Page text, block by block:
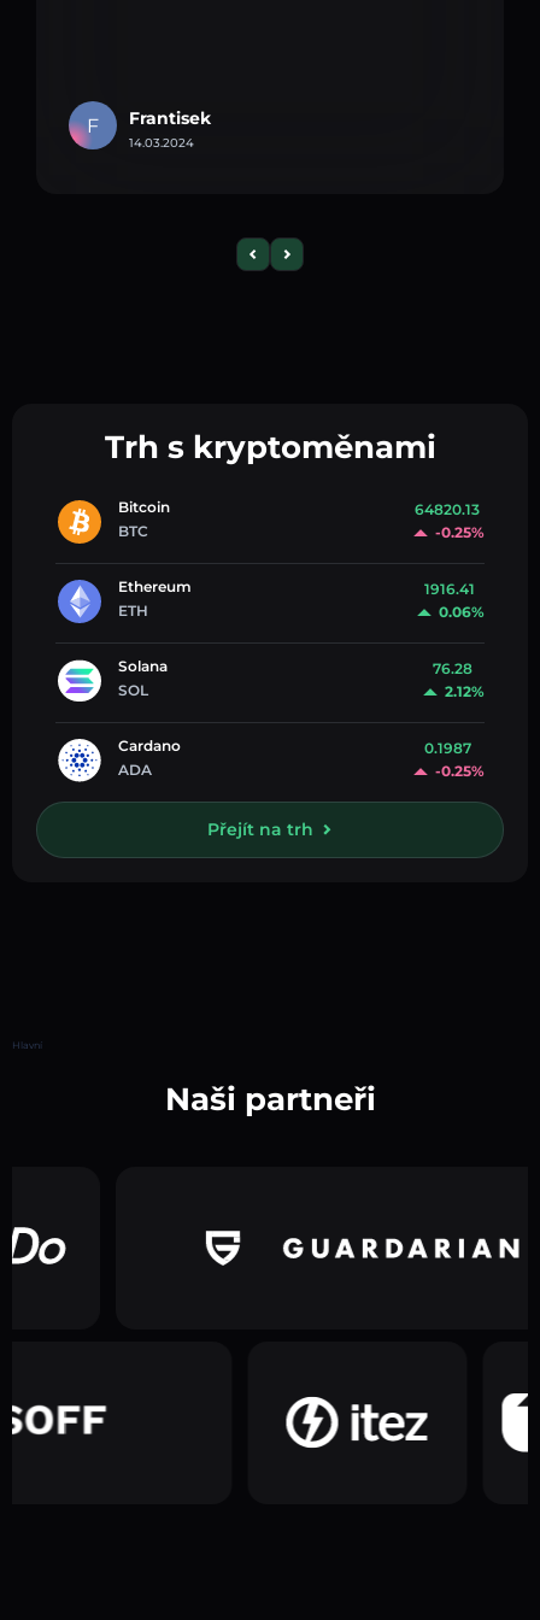
F Frantisek
14.03.2024
Trh s kryptoměnami
Bitcoin
BTC
64820.13
-0.25%
Ethereum
ETH
1916.41
0.06%
Solana
SOL
76.28
2.12%
Cardano
ADA
0.1987
-0.25%
Přejít na trh
Hlavní
Naši partneři